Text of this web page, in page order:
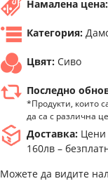
Намалена цена:
Категория:
Цвят: Сиво
Последно
*Продукти, които
да са с различна
Доставка: Цени
160лв –
Можете да видите